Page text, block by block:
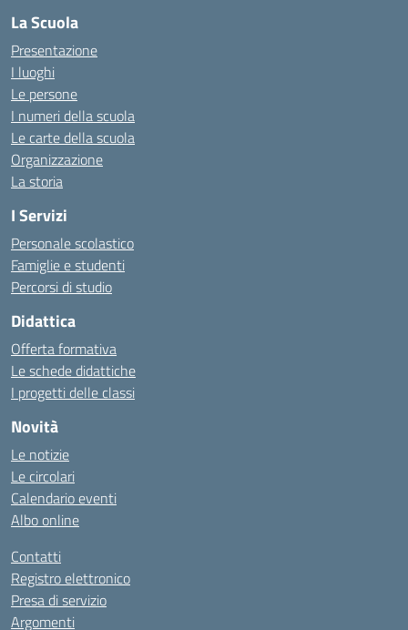
La Scuola
Presentazione
I luoghi
Le persone
I numeri della scuola
Le carte della scuola
Organizzazione
La storia
I Servizi
Personale scolastico
Famiglie e studenti
Percorsi di studio
Didattica
Offerta formativa
Le schede didattiche
I progetti delle classi
Novità
Le notizie
Le circolari
Calendario eventi
Albo online
Contatti
Registro elettronico
Presa di servizio
Argomenti